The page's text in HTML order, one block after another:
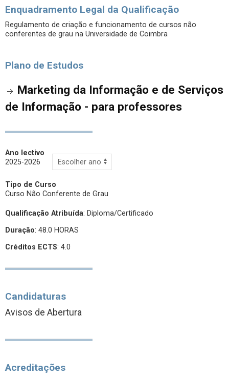
Enquadramento Legal da Qualificação
Regulamento de criação e funcionamento de cursos não
conferentes de grau na Universidade de Coimbra
Plano de Estudos
Marketing da Informação e de Serviços
de Informação - para professores
Ano lectivo
2025-2026
Tipo de Curso
Curso Não Conferente de Grau
Qualificação Atribuída: Diploma/Certificado
Duração: 48.0 HORAS
Créditos ECTS: 4.0
Candidaturas
Avisos de Abertura
Acreditações